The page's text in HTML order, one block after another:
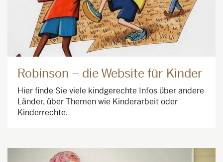
Robinson – die Website für Kinder
Hier finde Sie viele kindgerechte Infos über andere
Länder, über Themen wie Kinderarbeit oder
Kinderrechte.